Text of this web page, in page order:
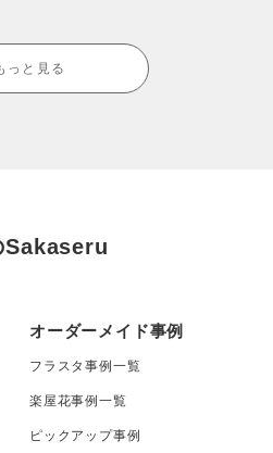
っと見る
Sakaseru
オーダーメイド事例
フラスタ事例一覧
楽屋花事例一覧
ピックアップ事例